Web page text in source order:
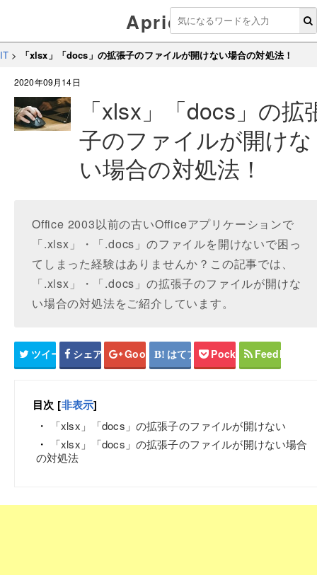
Aprico
IT > 「xlsx」「docs」の拡張子のファイルが開けない場合の対処法！
2020年09月14日
「xlsx」「docs」の拡
子のファイルが開けな
い場合の対処法！
Office 2003以前の古いOfficeアプリケーションで
「.xlsx」・「.docs」のファイルを開けないで困っ
てしまった経験はありませんか？この記事では、
「.xlsx」・「.docs」の拡張子のファイルが開けな
い場合の対処法をご紹介しています。
ツイート シェア Google+ はてブ Pocket Feedly
目次 [非表示]
「xlsx」「docs」の拡張子のファイルが開けない
「xlsx」「docs」の拡張子のファイルが開けない場合
の対処法